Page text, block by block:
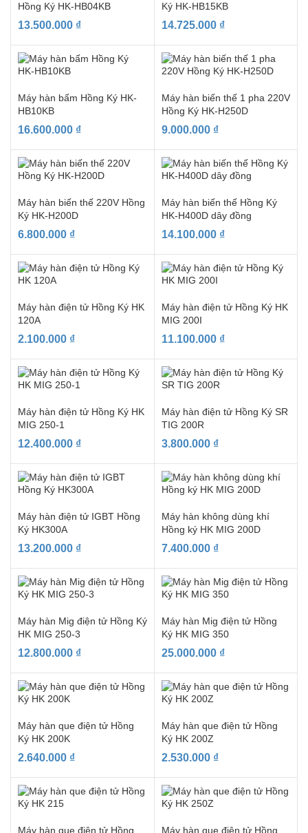
Hồng Ký HK-HB04KB
13.500.000 ₫
Ký HK-HB15KB
14.725.000 ₫
Máy hàn bấm Hồng Ký HK-
HB10KB
16.600.000 ₫
Máy hàn biến thế 1 pha 220V
Hồng Ký HK-H250D
9.000.000 ₫
Máy hàn biến thế 220V Hồng
Ký HK-H200D
6.800.000 ₫
Máy hàn biến thế Hồng Ký
HK-H400D dây đồng
14.100.000 ₫
Máy hàn điện tử Hồng Ký HK
120A
2.100.000 ₫
Máy hàn điện tử Hồng Ký HK
MIG 200I
11.100.000 ₫
Máy hàn điện tử Hồng Ký HK
MIG 250-1
12.400.000 ₫
Máy hàn điện tử Hồng Ký SR
TIG 200R
3.800.000 ₫
Máy hàn điện tử IGBT Hồng
Ký HK300A
13.200.000 ₫
Máy hàn không dùng khí
Hồng ký HK MIG 200D
7.400.000 ₫
Máy hàn Mig điện tử Hồng Ký
HK MIG 250-3
12.800.000 ₫
Máy hàn Mig điện tử Hồng
Ký HK MIG 350
25.000.000 ₫
Máy hàn que điện tử Hồng
Ký HK 200K
2.640.000 ₫
Máy hàn que điện tử Hồng
Ký HK 200Z
2.530.000 ₫
Máy hàn que điện tử Hồng Máy hàn que điện tử Hồng